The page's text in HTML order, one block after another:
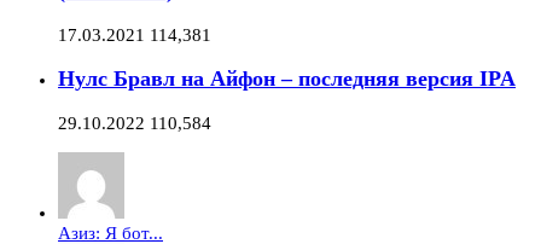
17.03.2021 114,381
Нулс Бравл на Айфон – последняя версия IPA
29.10.2022 110,584
Азиз: Я бот...